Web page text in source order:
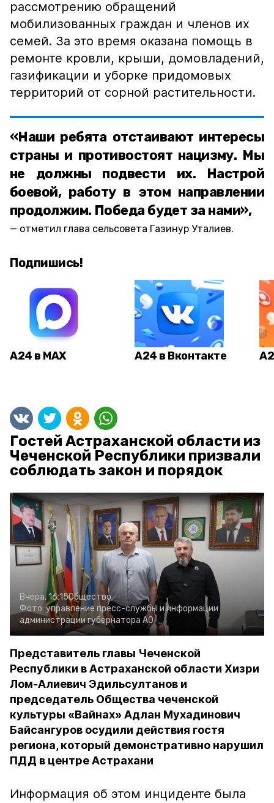
рассмотрению обращений
мобилизованных граждан и членов их
семей. За это время оказана помощь в
ремонте кровли, крыши, домовладений,
газификации и уборке придомовых
территорий от сорной растительности.
«Наши ребята отстаивают интересы
страны и противостоят нацизму. Мы
не должны подвести их. Настрой
боевой, работу в этом направлении
продолжим. Победа будет за нами»,
отметил глава сельсовета Газинур Уталиев.
Подпишись!
А24 в MAX А24 в Вконтакте
Гостей Астраханской области из
Чеченской Республики призвали
соблюдать закон и порядок
Вчера, 16:15Общество
Фото: управление пресс-службы и информации
администрации губернатора АО
Представитель главы Чеченской
Республики в Астраханской области Хизри
Лом-Алиевич Эдильсултанов и
председатель Общества чеченской
культуры «Вайнах» Адлан Мухадинович
Байсангуров осудили действия гостя
региона, который демонстративно нарушил
ПДД в центре Астрахани
Информация об этом инциденте была